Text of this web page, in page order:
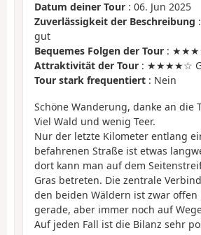
Datum deiner Tour : 06. Jun 2025
Zuverlässigkeit der Beschreibung
gut
Bequemes Folgen der Tour :
Attraktivität der Tour : ★★★★☆
Tour stark frequentiert : Nein
Schöne Wanderung, danke an die
Viel Wald und wenig Teer.
Nur der letzte Kilometer entlang
befahrenen Straße ist etwas
dort kann man auf dem
Gras betreten. Die zentrale
den beiden Wäldern ist zwar
gerade, aber immer noch auf
Auf jeden Fall ist die Bilanz sehr